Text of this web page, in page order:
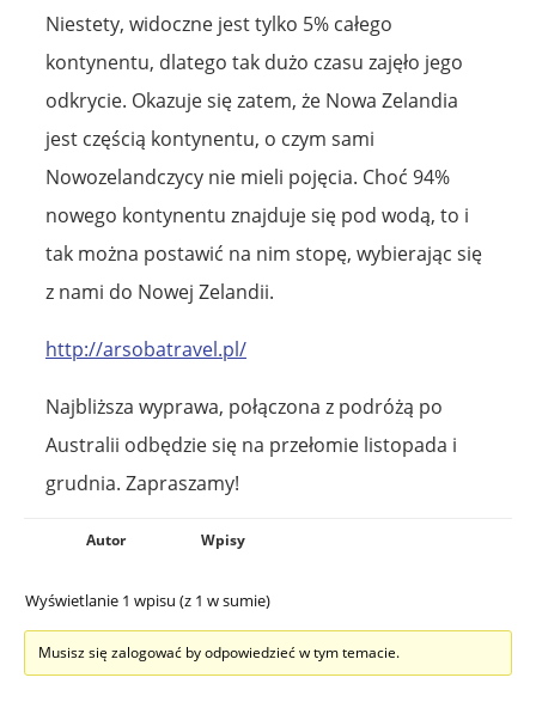
Niestety, widoczne jest tylko 5% całego
kontynentu, dlatego tak dużo czasu zajęło jego
odkrycie. Okazuje się zatem, że Nowa Zelandia
jest częścią kontynentu, o czym sami
Nowozelandczycy nie mieli pojęcia. Choć 94%
nowego kontynentu znajduje się pod wodą, to i
tak można postawić na nim stopę, wybierając się
z nami do Nowej Zelandii.
http://arsobatravel.pl/
Najbliższa wyprawa, połączona z podróżą po
Australii odbędzie się na przełomie listopada i
grudnia. Zapraszamy!
Autor Wpisy
Wyświetlanie 1 wpisu (z 1 w sumie)
Musisz się zalogować by odpowiedzieć w tym temacie.